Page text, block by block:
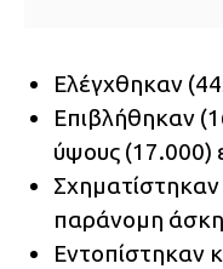
Ελέγχθηκαν
Επιβλήθηκαν
ύψους (17.000)
Σχηματίστηκαν
παράνομη
Εντοπίστηκαν